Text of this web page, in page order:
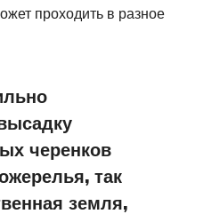
проходить в разное
черенков
так
земля,